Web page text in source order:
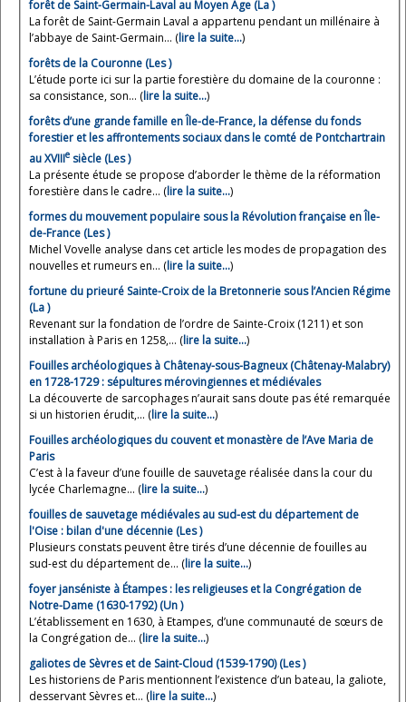
forêt de Saint-Germain-Laval au Moyen Âge (La )
La forêt de Saint-Germain Laval a appartenu pendant un millénaire à
l’abbaye de Saint-Germain... (lire la suite…)
forêts de la Couronne (Les )
L’étude porte ici sur la partie forestière du domaine de la couronne :
sa consistance, son... (lire la suite…)
forêts d’une grande famille en Île-de-France, la défense du fonds
forestier et les affrontements sociaux dans le comté de Pontchartrain
au XVIIIe siècle (Les )
La présente étude se propose d’aborder le thème de la réformation
forestière dans le cadre... (lire la suite…)
formes du mouvement populaire sous la Révolution française en Île-
de-France (Les )
Michel Vovelle analyse dans cet article les modes de propagation des
nouvelles et rumeurs en... (lire la suite…)
fortune du prieuré Sainte-Croix de la Bretonnerie sous l’Ancien Régime
(La )
Revenant sur la fondation de l’ordre de Sainte-Croix (1211) et son
installation à Paris en 1258,... (lire la suite…)
Fouilles archéologiques à Châtenay-sous-Bagneux (Châtenay-Malabry)
en 1728-1729 : sépultures mérovingiennes et médiévales
La découverte de sarcophages n’aurait sans doute pas été remarquée
si un historien érudit,... (lire la suite…)
Fouilles archéologiques du couvent et monastère de l’Ave Maria de
Paris
C’est à la faveur d’une fouille de sauvetage réalisée dans la cour du
lycée Charlemagne... (lire la suite…)
fouilles de sauvetage médiévales au sud-est du département de
l'Oise : bilan d'une décennie (Les )
Plusieurs constats peuvent être tirés d’une décennie de fouilles au
sud-est du département de... (lire la suite…)
foyer janséniste à Étampes : les religieuses et la Congrégation de
Notre-Dame (1630-1792) (Un )
L’établissement en 1630, à Etampes, d’une communauté de sœurs de
la Congrégation de... (lire la suite…)
galiotes de Sèvres et de Saint-Cloud (1539-1790) (Les )
Les historiens de Paris mentionnent l’existence d’un bateau, la galiote,
desservant Sèvres et... (lire la suite…)